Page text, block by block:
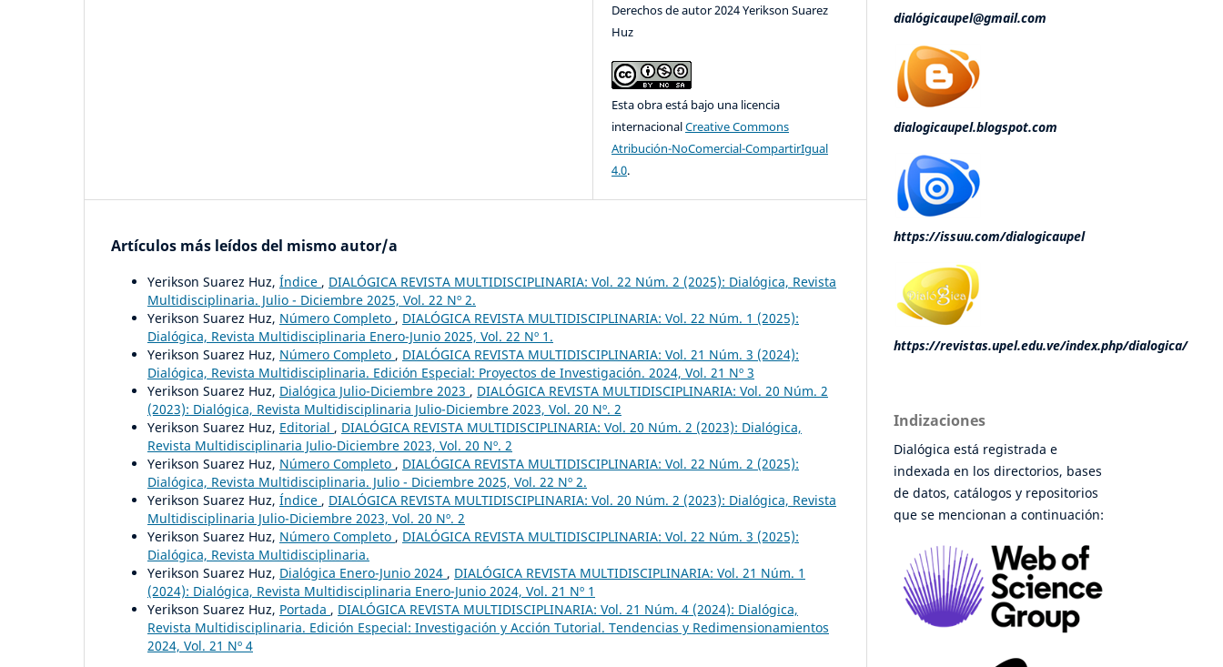
Derechos de autor 2024 Yerikson Suarez
Huz
Esta obra está bajo una licencia
internacionalCreative Commons
Atribución-NoComercial-CompartirIgual
4.0.
Artículos más leídos del mismo autor/a
Yerikson Suarez Huz, Índice , DIALÓGICA REVISTA MULTIDISCIPLINARIA: Vol. 22 Núm. 2 (2025): Dialógica, Revista
Multidisciplinaria. Julio - Diciembre 2025, Vol. 22 Nº 2.
Yerikson Suarez Huz, Número Completo , DIALÓGICA REVISTA MULTIDISCIPLINARIA: Vol. 22 Núm. 1 (2025):
Dialógica, Revista Multidisciplinaria Enero-Junio 2025, Vol. 22 Nº 1.
Yerikson Suarez Huz, Número Completo , DIALÓGICA REVISTA MULTIDISCIPLINARIA: Vol. 21 Núm. 3 (2024):
Dialógica, Revista Multidisciplinaria. Edición Especial: Proyectos de Investigación. 2024, Vol. 21 Nº 3
Yerikson Suarez Huz, Dialógica Julio-Diciembre 2023 , DIALÓGICA REVISTA MULTIDISCIPLINARIA: Vol. 20 Núm. 2
(2023): Dialógica, Revista Multidisciplinaria Julio-Diciembre 2023, Vol. 20 Nº. 2
Yerikson Suarez Huz, Editorial , DIALÓGICA REVISTA MULTIDISCIPLINARIA: Vol. 20 Núm. 2 (2023): Dialógica,
Revista Multidisciplinaria Julio-Diciembre 2023, Vol. 20 Nº. 2
Yerikson Suarez Huz, Número Completo , DIALÓGICA REVISTA MULTIDISCIPLINARIA: Vol. 22 Núm. 2 (2025):
Dialógica, Revista Multidisciplinaria. Julio - Diciembre 2025, Vol. 22 Nº 2.
Yerikson Suarez Huz, Índice , DIALÓGICA REVISTA MULTIDISCIPLINARIA: Vol. 20 Núm. 2 (2023): Dialógica, Revista
Multidisciplinaria Julio-Diciembre 2023, Vol. 20 Nº. 2
Yerikson Suarez Huz, Número Completo , DIALÓGICA REVISTA MULTIDISCIPLINARIA: Vol. 22 Núm. 3 (2025):
Dialógica, Revista Multidisciplinaria.
Yerikson Suarez Huz, Dialógica Enero-Junio 2024 , DIALÓGICA REVISTA MULTIDISCIPLINARIA: Vol. 21 Núm. 1
(2024): Dialógica, Revista Multidisciplinaria Enero-Junio 2024, Vol. 21 Nº 1
Yerikson Suarez Huz, Portada , DIALÓGICA REVISTA MULTIDISCIPLINARIA: Vol. 21 Núm. 4 (2024): Dialógica,
Revista Multidisciplinaria. Edición Especial: Investigación y Acción Tutorial. Tendencias y Redimensionamientos
2024, Vol. 21 Nº 4
dialógicaupel@gmail.com
dialogicaupel.blogspot.com
https://issuu.com/dialogicaupel
https://revistas.upel.edu.ve/index.php/dialogica/
Indizaciones
Dialógica está registrada e
indexada en los directorios, bases
de datos, catálogos y repositorios
que se mencionan a continuación: